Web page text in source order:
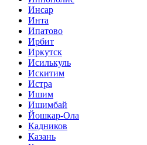
Инсар
Инта
Ипатово
Ирбит
Иркутск
Исилькуль
Искитим
Истра
Ишим
Ишимбай
Йошкар-Ола
Кадников
Казань